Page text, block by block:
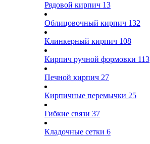
Рядовой кирпич 13
Облицовочный кирпич 132
Клинкерный кирпич 108
Кирпич ручной формовки 113
Печной кирпич 27
Кирпичные перемычки 25
Гибкие связи 37
Кладочные сетки 6